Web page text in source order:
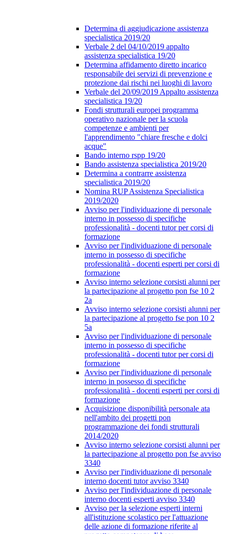
Determina di aggiudicazione assistenza
specialistica 2019/20
Verbale 2 del 04/10/2019 appalto
assistenza specialistica 19/20
Determina affidamento diretto incarico
responsabile dei servizi di prevenzione e
protezione dai rischi nei luoghi di lavoro
Verbale del 20/09/2019 Appalto assistenza
specialistica 19/20
Fondi strutturali europei programma
operativo nazionale per la scuola
competenze e ambienti per
l'apprendimento "chiare fresche e dolci
acque"
Bando interno rspp 19/20
Bando assistenza specialistica 2019/20
Determina a contrarre assistenza
specialistica 2019/20
Nomina RUP Assistenza Specialistica
2019/2020
Avviso per l'individuazione di personale
interno in possesso di specifiche
professionalità - docenti tutor per corsi di
formazione
Avviso per l'individuazione di personale
interno in possesso di specifiche
professionalità - docenti esperti per corsi di
formazione
Avviso interno selezione corsisti alunni per
la partecipazione al progetto pon fse 10 2
2a
Avviso interno selezione corsisti alunni per
la partecipazione al progetto fse pon 10 2
5a
Avviso per l'individuazione di personale
interno in possesso di specifiche
professionalità - docenti tutor per corsi di
formazione
Avviso per l'individuazione di personale
interno in possesso di specifiche
professionalità - docenti esperti per corsi di
formazione
Acquisizione disponibilità personale ata
nell'ambito dei progetti pon
programmazione dei fondi strutturali
2014/2020
Avviso interno selezione corsisti alunni per
la partecipazione al progetto pon fse avviso
3340
Avviso per l'individuazione di personale
interno docenti tutor avviso 3340
Avviso per l'individuazione di personale
interno docenti esperti avviso 3340
Avviso per la selezione esperti interni
all'istituzione scolastico per l'attuazione
delle azione di formazione riferite al